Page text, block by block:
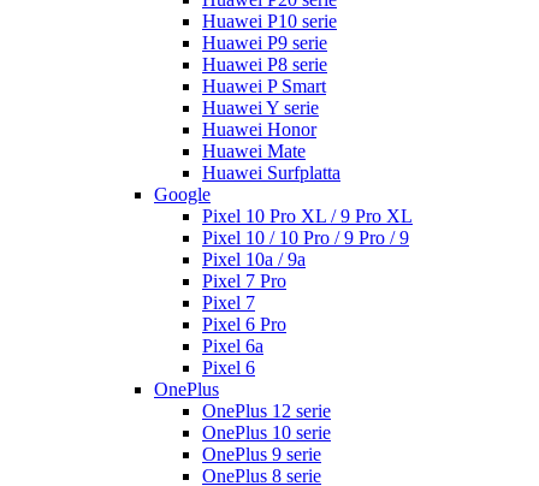
Huawei P10 serie
Huawei P9 serie
Huawei P8 serie
Huawei P Smart
Huawei Y serie
Huawei Honor
Huawei Mate
Huawei Surfplatta
Google
Pixel 10 Pro XL / 9 Pro XL
Pixel 10 / 10 Pro / 9 Pro / 9
Pixel 10a / 9a
Pixel 7 Pro
Pixel 7
Pixel 6 Pro
Pixel 6a
Pixel 6
OnePlus
OnePlus 12 serie
OnePlus 10 serie
OnePlus 9 serie
OnePlus 8 serie